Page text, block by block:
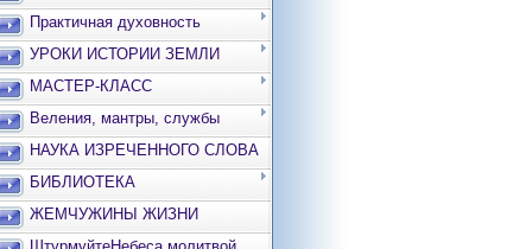
Практичная духовность
УРОКИ ИСТОРИИ ЗЕМЛИ
МАСТЕР-КЛАСС
Веления, мантры, службы
НАУКА ИЗРЕЧЕННОГО СЛОВА
БИБЛИОТЕКА
ЖЕМЧУЖИНЫ ЖИЗНИ